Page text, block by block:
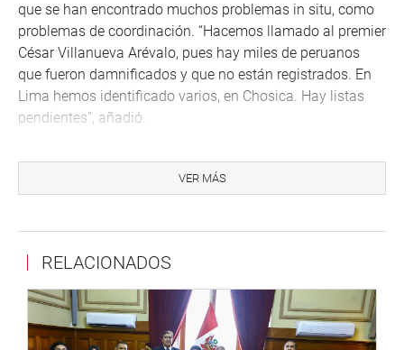
que se han encontrado muchos problemas in situ, como
problemas de coordinación. “Hacemos llamado al premier
César Villanueva Arévalo, pues hay miles de peruanos
que fueron damnificados y que no están registrados. En
Lima hemos identificado varios, en Chosica. Hay listas
pendientes”, añadió.
que no solo el norte es perjudicado sino también Arequipa
y sus provincias.
Wilbert Rozas Beltrán (FA), por su lado, manifestó que hay
desarticulación, y es un complemento a los efectos del
cambio climático. “No puede haber plan de desarrollo si
no hay gestión de riesgo”, acotó.
Momentos después, Roberto Vieira Portugal (NOA),
VER MÁS
RELACIONADOS